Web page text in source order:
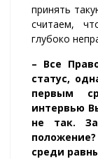
принять
считаем,
глубоко
– Все
статус,
первым
интервью
не так.
среди